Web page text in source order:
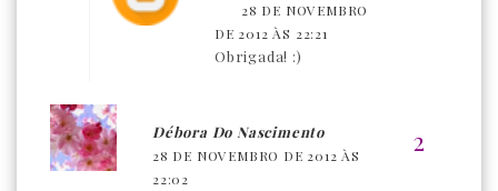
28 DE NOVEMBRO
DE 2012 ÀS 22:21
Obrigada! :)
Débora Do Nascimento
28 DE NOVEMBRO DE 2012 ÀS
22:02